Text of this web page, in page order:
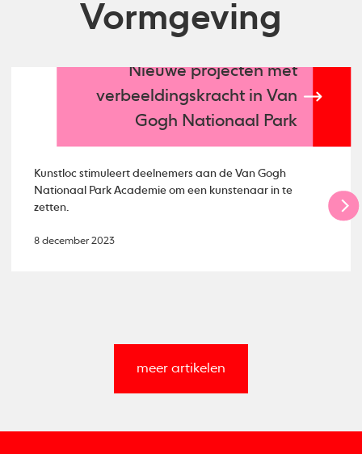
Vormgeving
Nieuwe projecten mét
verbeeldingskracht in Van
Gogh Nationaal Park
Kunstloc stimuleert deelnemers aan de Van Gogh
Nationaal Park Academie om een kunstenaar in te
zetten.
8 december 2023
meer artikelen